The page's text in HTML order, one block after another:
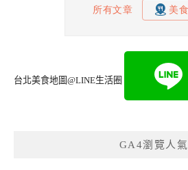
台北美食地圖@LINE生活圈
GA4瀏覽人氣